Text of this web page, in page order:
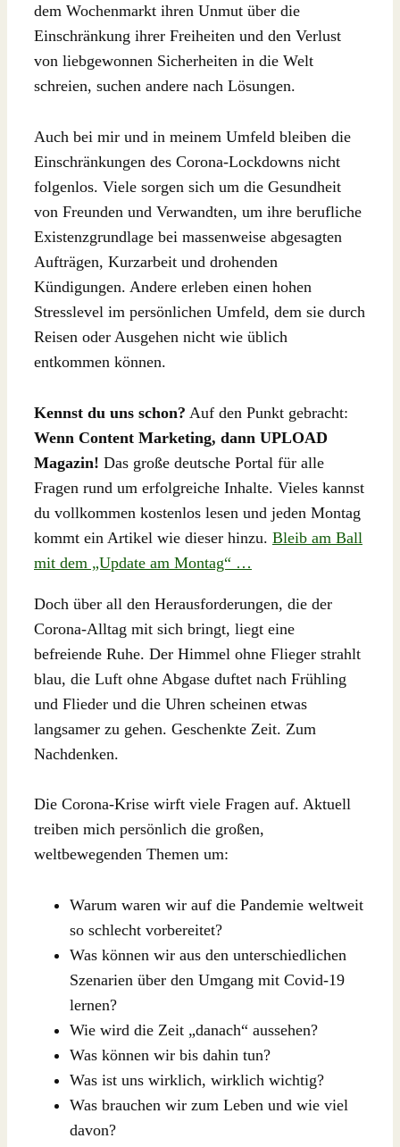
dem Wochenmarkt ihren Unmut über die
Einschränkung ihrer Freiheiten und den Verlust
von liebgewonnen Sicherheiten in die Welt
schreien, suchen andere nach Lösungen.
Auch bei mir und in meinem Umfeld bleiben die
Einschränkungen des Corona-Lockdowns nicht
folgenlos. Viele sorgen sich um die Gesundheit
von Freunden und Verwandten, um ihre berufliche
Existenzgrundlage bei massenweise abgesagten
Aufträgen, Kurzarbeit und drohenden
Kündigungen. Andere erleben einen hohen
Stresslevel im persönlichen Umfeld, dem sie durch
Reisen oder Ausgehen nicht wie üblich
entkommen können.
Kennst du uns schon? Auf den Punkt gebracht:
Wenn Content Marketing, dann UPLOAD
Magazin! Das große deutsche Portal für alle
Fragen rund um erfolgreiche Inhalte. Vieles kannst
du vollkommen kostenlos lesen und jeden Montag
kommt ein Artikel wie dieser hinzu. Bleib am Ball
mit dem „Update am Montag“ …
Doch über all den Herausforderungen, die der
Corona-Alltag mit sich bringt, liegt eine
befreiende Ruhe. Der Himmel ohne Flieger strahlt
blau, die Luft ohne Abgase duftet nach Frühling
und Flieder und die Uhren scheinen etwas
langsamer zu gehen. Geschenkte Zeit. Zum
Nachdenken.
Die Corona-Krise wirft viele Fragen auf. Aktuell
treiben mich persönlich die großen,
weltbewegenden Themen um:
Warum waren wir auf die Pandemie weltweit
so schlecht vorbereitet?
Was können wir aus den unterschiedlichen
Szenarien über den Umgang mit Covid-19
lernen?
Wie wird die Zeit „danach“ aussehen?
Was können wir bis dahin tun?
Was ist uns wirklich, wirklich wichtig?
Was brauchen wir zum Leben und wie viel
davon?